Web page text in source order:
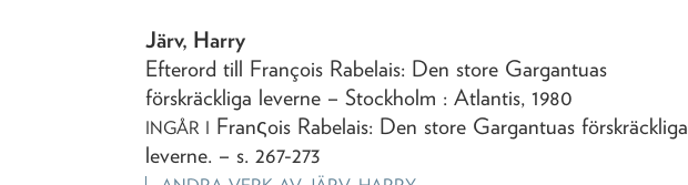
Järv, Harry
Efterord till François Rabelais: Den store Gargantuas
förskräckliga leverne – Stockholm : Atlantis,1980
INGÅR I Franςois Rabelais: Den store Gargantuas förskräckliga
leverne. – s. 267-273